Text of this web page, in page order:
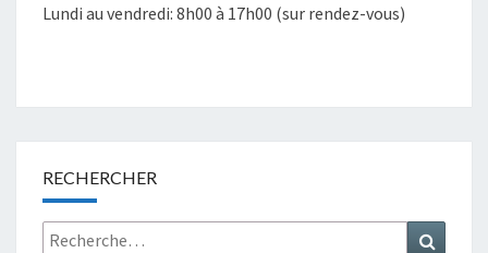
Lundi au vendredi: 8h00 à 17h00 (sur rendez-vous)
RECHERCHER
Rechercher :